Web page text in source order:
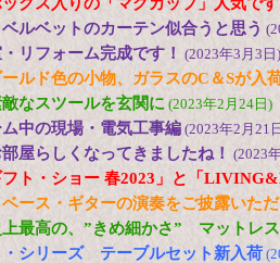
ベルベットのカーテン似合うと思う
リフォーム完成です！ (2023年3月3日)
ルド色の小物、ガラスのC＆Sが入
なスツールを玄関に (2023年2月24日)
ム中の現場・電気工事編 (2023年2月21
屋らしくなってきましたね！ (2023
フト・ショー 春2023」と「
ース・ギターの演奏をご披露いた
最高の、”きめ細かさ” マットレ
シリーズ テーブルセット新入荷